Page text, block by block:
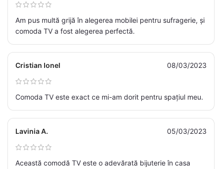
Am pus multă grijă în alegerea mobilei pentru sufragerie, și
comoda TV a fost alegerea perfectă.
Cristian Ionel 08/03/2023
Comoda TV este exact ce mi-am dorit pentru spațiul meu.
Lavinia A. 05/03/2023
Această comodă TV este o adevărată bijuterie în casa